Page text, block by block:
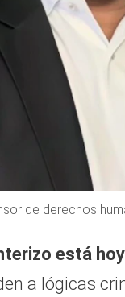
de derechos
está
a lógicas